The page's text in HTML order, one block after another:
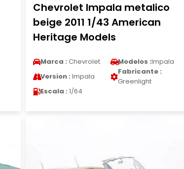
Chevrolet Impala metalico
beige 2011 1/43 American
Heritage Models
Marca : Chevrolet Modelos :Impala
Version : Impala
Fabricante :
Greenlight
Escala : 1/64